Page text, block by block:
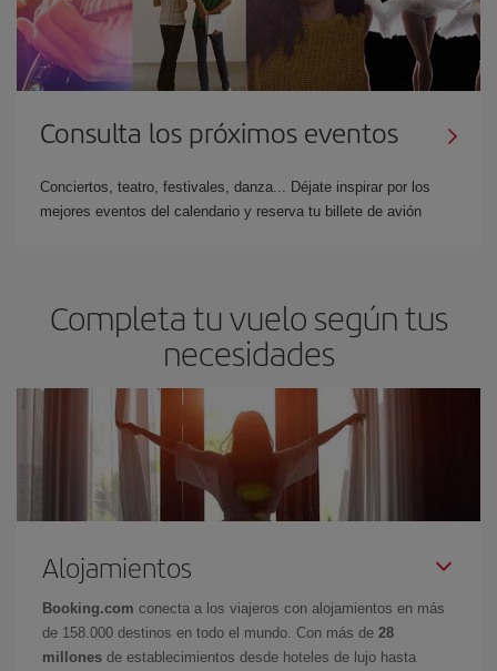
Consulta los próximos eventos
Conciertos, teatro, festivales, danza... Déjate inspirar por los
mejores eventos del calendario y reserva tu billete de avión
Completa tu vuelo según tus
necesidades
Alojamientos
Booking.com conecta a los viajeros con alojamientos en más
de 158.000 destinos en todo el mundo. Con más de 28
millones de establecimientos desde hoteles de lujo hasta